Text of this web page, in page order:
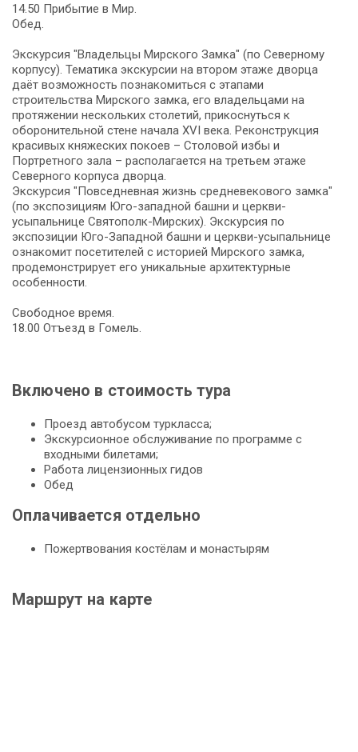
14.50 Прибытие в Мир.
Обед.
Экскурсия "Владельцы Мирского Замка" (по Северному
корпусу). Тематика экскурсии на втором этаже дворца
даёт возможность познакомиться с этапами
строительства Мирского замка, его владельцами на
протяжении нескольких столетий, прикоснуться к
оборонительной стене начала XVI века. Реконструкция
красивых княжеских покоев – Столовой избы и
Портретного зала – располагается на третьем этаже
Северного корпуса дворца.
Экскурсия "Повседневная жизнь средневекового замка"
(по экспозициям Юго-западной башни и церкви-
усыпальнице Святополк-Мирских). Экскурсия по
экспозиции Юго-Западной башни и церкви-усыпальнице
ознакомит посетителей с историей Мирского замка,
продемонстрирует его уникальные архитектурные
особенности.
Свободное время.
18.00 Отъезд в Гомель.
Включено в стоимость тура
Проезд автобусом туркласса;
Экскурсионное обслуживание по программе с
входными билетами;
Работа лицензионных гидов
Обед
Оплачивается отдельно
Пожертвования костёлам и монастырям
Маршрут на карте